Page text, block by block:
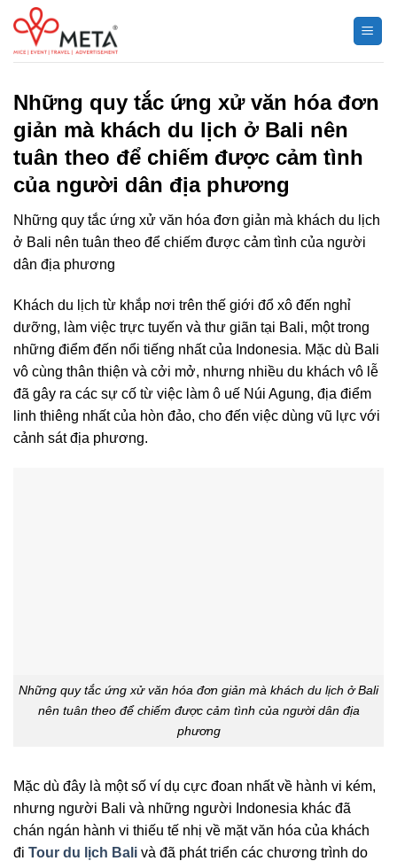
Chuyển
đến
nội
Những quy tắc ứng xử văn hóa đơn
giản mà khách du lịch ở Bali nên
tuân theo để chiếm được cảm tình
của người dân địa phương
Những quy tắc ứng xử văn hóa đơn giản mà khách du lịch
ở Bali nên tuân theo để chiếm được cảm tình của người
dân địa phương
Khách du lịch từ khắp nơi trên thế giới đổ xô đến nghỉ
dưỡng, làm việc trực tuyến và thư giãn tại Bali, một trong
những điểm đến nổi tiếng nhất của Indonesia. Mặc dù Bali
vô cùng thân thiện và cởi mở, nhưng nhiều du khách vô lễ
đã gây ra các sự cố từ việc làm ô uế Núi Agung, địa điểm
linh thiêng nhất của hòn đảo, cho đến việc dùng vũ lực với
cảnh sát địa phương.
Những quy tắc ứng xử văn hóa đơn giản mà khách du lịch ở Bali
nên tuân theo để chiếm được cảm tình của người dân địa
phương
Mặc dù đây là một số ví dụ cực đoan nhất về hành vi kém,
nhưng người Bali và những người Indonesia khác đã
chán ngán hành vi thiếu tế nhị về mặt văn hóa của khách
đi Tour du lịch Bali và đã phát triển các chương trình do